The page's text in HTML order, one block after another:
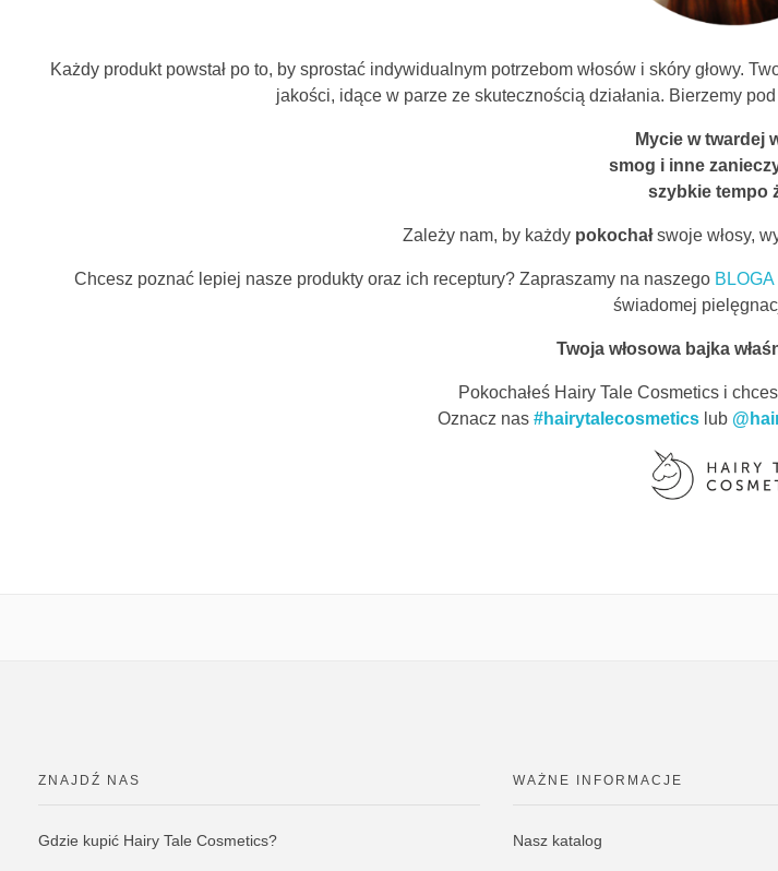
Każdy produkt powstał po to, by sprostać indywidualnym potrzebom włosów i skóry głowy.
jakości, idące w parze ze skutecznością działania. Bierzemy
Mycie w twardej
smog i inne
szybkie tempo
Zależy nam, by każdy pokochałswoje włosy,
Chcesz poznać lepiej nasze produkty oraz ich receptury? Zapraszamy na naszego BLOGA
świadomej
Twoja włosowa bajka
Pokochałeś Hairy Tale Cosmetics i
Oznacz nas #hairytalecosmetics lub
ZNAJDŹ NAS
Gdzie kupić Hairy Tale Cosmetics?
WAŻNE INFORMACJE
Nasz katalog